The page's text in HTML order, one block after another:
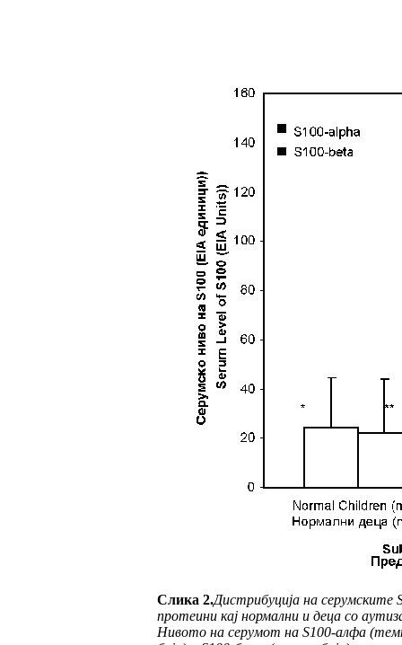
Слика 2.Дистрибуција на серумските
протеини кај нормални и деца со
Нивото на серумот на S100-алфа